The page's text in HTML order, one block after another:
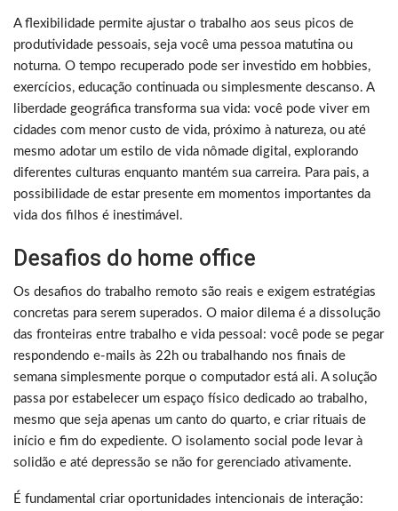
A flexibilidade permite ajustar o trabalho aos seus picos de
produtividade pessoais, seja você uma pessoa matutina ou
noturna. O tempo recuperado pode ser investido em hobbies,
exercícios, educação continuada ou simplesmente descanso. A
liberdade geográfica transforma sua vida: você pode viver em
cidades com menor custo de vida, próximo à natureza, ou até
mesmo adotar um estilo de vida nômade digital, explorando
diferentes culturas enquanto mantém sua carreira. Para pais, a
possibilidade de estar presente em momentos importantes da
vida dos filhos é inestimável.
Desafios do home office
Os desafios do trabalho remoto são reais e exigem estratégias
concretas para serem superados. O maior dilema é a dissolução
das fronteiras entre trabalho e vida pessoal: você pode se pegar
respondendo e-mails às 22h ou trabalhando nos finais de
semana simplesmente porque o computador está ali. A solução
passa por estabelecer um espaço físico dedicado ao trabalho,
mesmo que seja apenas um canto do quarto, e criar rituais de
início e fim do expediente. O isolamento social pode levar à
solidão e até depressão se não for gerenciado ativamente.
É fundamental criar oportunidades intencionais de interação: